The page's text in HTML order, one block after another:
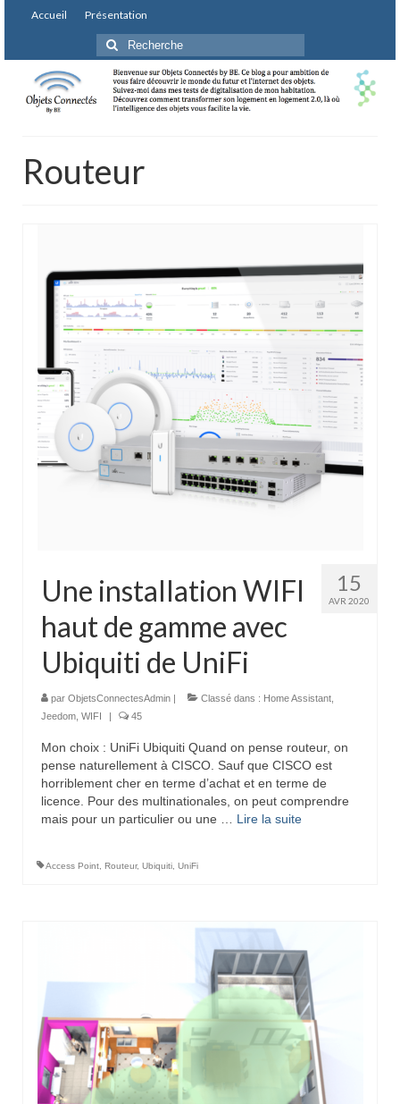
Accueil Présentation
Rechercher
:
Routeur
15
AVR 2020
Une installation WIFI
haut de gamme avec
Ubiquiti de UniFi
par ObjetsConnectesAdmin | Classé dans : Home Assistant
Jeedom WIFI | 45
Mon choix : UniFi Ubiquiti Quand on pense routeur, on
pense naturellement à CISCO. Sauf que CISCO est
horriblement cher en terme d’achat et en terme de
licence. Pour des multinationales, on peut comprendre
mais pour un particulier ou une … Lire la suite­­
Access Point Routeur, Ubiquiti UniFi